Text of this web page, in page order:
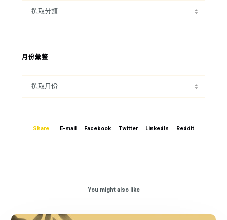
月份彙整
Share E-mail Facebook Twitter LinkedIn Reddit
You might also like